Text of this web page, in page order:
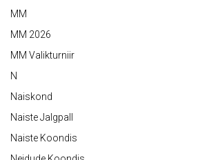
MM
MM 2026
MM Valikturniir
N
Naiskond
Naiste Jalgpall
Naiste Koondis